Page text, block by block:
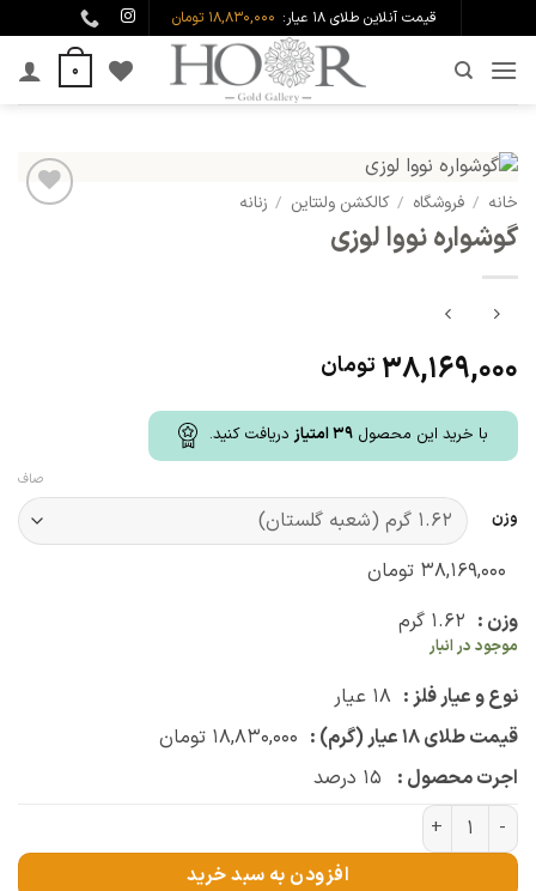
to
content
قیمت آنلاین طلای ۱۸ عیار: 18,830,000 تومان
0
خانه / فروشگاه / کالکشن ولنتاین / زنانه
گوشواره نووا لوزی
38,169,000 تومان
با خرید این محصول 39امتیاز دریافت کنید.
وزن
صاف
۳۸,۱۶۹,۰۰۰ تومان
وزن : ۱.۶۲ گرم
موجود در انبار
نوع و عیار فلز : ۱۸ عیار
قیمت طلای ۱۸ عیار (گرم) :
۱۸,۸۳۰,۰۰۰ تومان
اجرت محصول :
۱۵ درصد
گوشواره نووا لوزی عدد
افزودن به سبد خرید